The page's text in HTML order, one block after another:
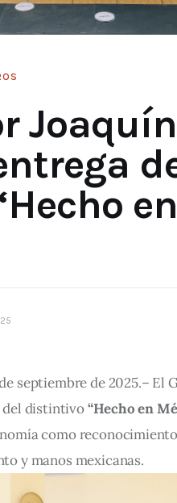
septiembre de 2025.– El
del distintivo “Hecho en
como
y manos mexicanas.